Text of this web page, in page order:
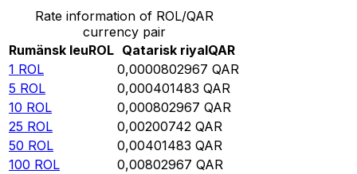
Rate information of ROL/QAR
currency pair
Rumänsk leuROL Qatarisk riyalQAR
1 ROL 0,0000802967 QAR
5 ROL 0,000401483 QAR
10 ROL 0,000802967 QAR
25 ROL 0,00200742 QAR
50 ROL 0,00401483 QAR
100 ROL 0,00802967 QAR